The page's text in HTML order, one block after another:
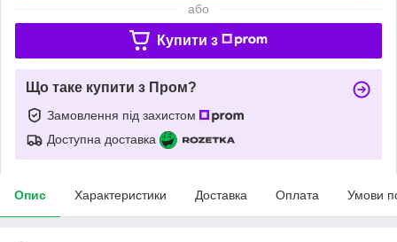
або
Купити з
Що таке купити з Пром?
Замовлення під захистом
Доступна доставка
Опис Характеристики Доставка Оплата Умови